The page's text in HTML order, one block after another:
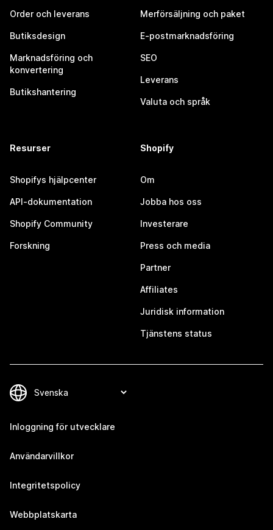
Order och leverans
Butiksdesign
Marknadsföring och
konvertering
Butikshantering
Merförsäljning och paket
E-postmarknadsföring
SEO
Leverans
Valuta och språk
Resurser
Shopifys hjälpcenter
API-dokumentation
Shopify Community
Forskning
Shopify
Om
Jobba hos oss
Investerare
Press och media
Partner
Affiliates
Juridisk information
Tjänstens status
Inloggning för utvecklare
Användarvillkor
Integritetspolicy
Webbplatskarta